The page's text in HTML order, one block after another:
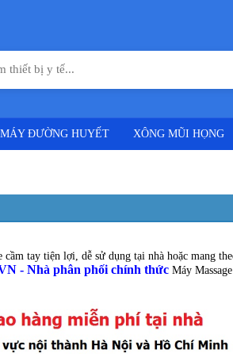
MÁY ĐƯỜNG HUYẾT XÔNG MŨI HỌNG
cầm tay tiện lợi, dễ sử dụng tại nhà hoặc mang
- Nhà phân phối chính thức Máy